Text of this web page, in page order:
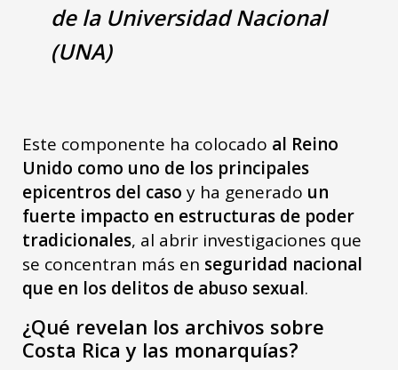
de la Universidad Nacional
(UNA)
Este componente ha colocado al Reino
Unido como uno de los principales
epicentros del caso y ha generado un
fuerte impacto en estructuras de poder
tradicionales, al abrir investigaciones que
se concentran más en seguridad nacional
que en los delitos de abuso sexual.
¿Qué revelan los archivos sobre
Costa Rica y las monarquías?